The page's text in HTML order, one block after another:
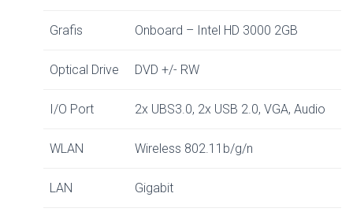
Grafis Onboard – Intel HD 3000 2GB
Optical Drive DVD +/- RW
I/O Port 2x UBS3.0, 2x USB 2.0, VGA, Audio
WLAN Wireless 802.11b/g/n
LAN Gigabit